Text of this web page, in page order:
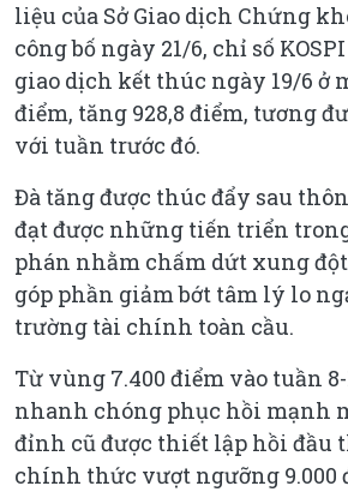
liệu của Sở Giao dịch Chứng
công bố ngày 21/6, chỉ số
giao dịch kết thúc ngày 19/6 ở
điểm, tăng 928,8 điểm, tương
với tuần trước đó.
Đà tăng được thúc đẩy sau
đạt được những tiến triển
phán nhằm chấm dứt xung
góp phần giảm bớt tâm lý lo
trường tài chính toàn cầu.
Từ vùng 7.400 điểm vào tuần 8-
nhanh chóng phục hồi mạnh
đỉnh cũ được thiết lập hồi đầu
chính thức vượt ngưỡng 9.000